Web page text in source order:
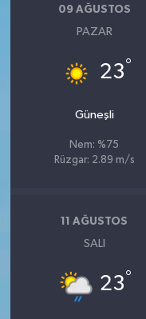
09 AĞUSTOS
PAZAR
23°
Güneşli
Nem: %75
Rüzgar: 2.89 m/s
11 AĞUSTOS
SALI
23°